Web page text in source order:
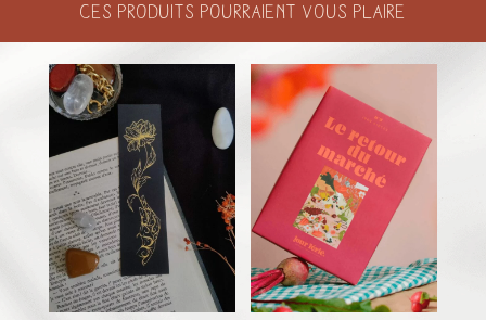
SOLEILCes produits pourraient vous plaire